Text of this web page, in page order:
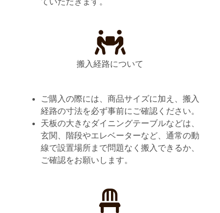
搬入経路について
ご購入の際には、商品サイズに加え、搬入
経路の寸法を必ず事前にご確認ください。
天板の大きなダイニングテーブルなどは、
玄関、階段やエレベーターなど、通常の動
線で設置場所まで問題なく搬入できるか、
ご確認をお願いします。